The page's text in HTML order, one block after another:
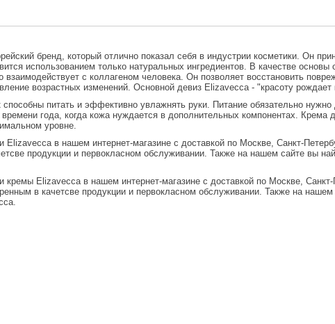
бренд, который отлично показал себя в индустрии косметики. Он
использованием только натуральных ингредиентов. В качестве
взаимодействует с коллагеном человека. Он позволяет восстановить
возрастных изменений. Основной девиз Elizavecca - "красоту
способны питать и эффективно увлажнять руки. Питание обязательно
года, когда кожа нуждается в дополнительных компонентах. Крема
уровне.
Elizavecca в нашем интернет-магазине с доставкой по Москве, Санкт-
продукции и первокласном обслуживании. Также на нашем сайте вы
кремы Elizavecca в нашем интернет-магазине с доставкой по Москве,
в качетсве продукции и первокласном обслуживании. Также на